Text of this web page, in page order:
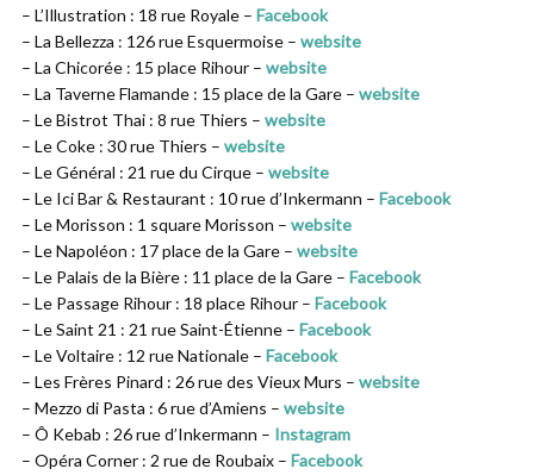
– L’Illustration : 18 rue Royale – Facebook
– La Bellezza : 126 rue Esquermoise – website
– La Chicorée : 15 place Rihour – website
– La Taverne Flamande : 15 place de la Gare – website
– Le Bistrot Thai : 8 rue Thiers – website
– Le Coke : 30 rue Thiers – website
– Le Général : 21 rue du Cirque – website
– Le Ici Bar & Restaurant : 10 rue d’Inkermann – Facebook
– Le Morisson : 1 square Morisson – website
– Le Napoléon : 17 place de la Gare – website
– Le Palais de la Bière : 11 place de la Gare – Facebook
– Le Passage Rihour : 18 place Rihour – Facebook
– Le Saint 21 : 21 rue Saint-Étienne – Facebook
– Le Voltaire : 12 rue Nationale – Facebook
– Les Frères Pinard : 26 rue des Vieux Murs – website
– Mezzo di Pasta : 6 rue d’Amiens – website
– Ô Kebab : 26 rue d’Inkermann – Instagram
– Opéra Corner : 2 rue de Roubaix – Facebook